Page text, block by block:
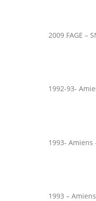
2009 FAGE –
1992-93-
1993- Amiens
1993 –